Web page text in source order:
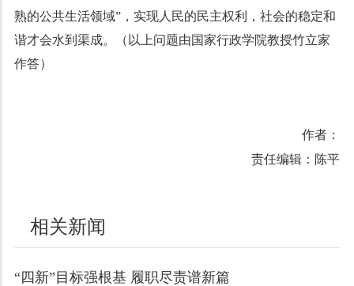
熟的公共生活领域”，实现人民的民主权利，社会的稳定和
谐才会水到渠成。（以上问题由国家行政学院教授竹立家
作答）
作者：
责任编辑：陈平
相关新闻
“四新”目标强根基 履职尽责谱新篇